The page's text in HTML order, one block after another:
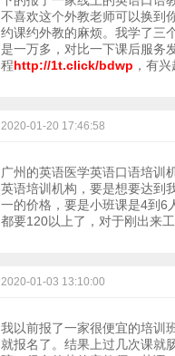
不喜欢这个外教老师可以换到
约课约外教的麻烦。我学了三
是一万多，对比一下课后服务
程http://1t.click/bdwp ，有
2020-01-20 17:46:58
广州的英语医学英语口语培训
英语培训机构，要是想要达到
一的价格，要是小班课是4到6
都要120以上了，对于刚出来
2020-01-03 13:10:00
我以前报了一家很便宜的培训
就报名了。结果上过几次课就